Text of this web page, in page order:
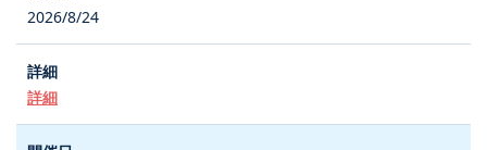
2026/8/24
詳細